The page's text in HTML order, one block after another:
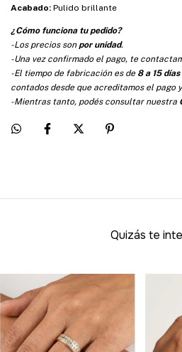
Acabado: Pulido brillante
¿Cómo funciona tu pedido?
-Los precios sonpor unidad.
-Una vez confirmado el pago, te
-El tiempo de fabricación es de 8 a 15
contados desde que acreditamos el pago
-Mientras tanto, podés consultar nuestra
Quizás te